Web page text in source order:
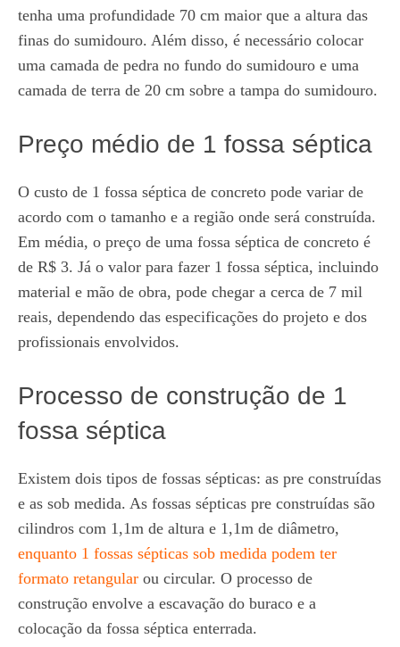
tenha uma profundidade 70 cm maior que a altura das
finas do sumidouro. Além disso, é necessário colocar
uma camada de pedra no fundo do sumidouro e uma
camada de terra de 20 cm sobre a tampa do sumidouro.
Preço médio de 1 fossa séptica
O custo de 1 fossa séptica de concreto pode variar de
acordo com o tamanho e a região onde será construída.
Em média, o preço de uma fossa séptica de concreto é
de R$ 3. Já o valor para fazer 1 fossa séptica, incluindo
material e mão de obra, pode chegar a cerca de 7 mil
reais, dependendo das especificações do projeto e dos
profissionais envolvidos.
Processo de construção de 1
fossa séptica
Existem dois tipos de fossas sépticas: as pre construídas
e as sob medida. As fossas sépticas pre construídas são
cilindros com 1,1m de altura e 1,1m de diâmetro,
enquanto 1 fossas sépticas sob medida podem ter
formato retangular ou circular. O processo de
construção envolve a escavação do buraco e a
colocação da fossa séptica enterrada.